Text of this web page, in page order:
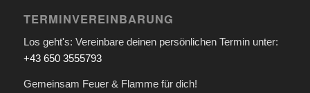
TERMINVEREINBARUNG
Los geht's: Vereinbare deinen persönlichen Termin unter:
+43 650 3555793
Gemeinsam Feuer & Flamme für dich!